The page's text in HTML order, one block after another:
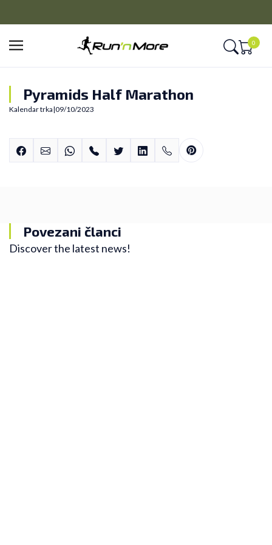
0
Pyramids Half Marathon
Kalendar trka|09/10/2023
Povezani članci
Discover the latest news!